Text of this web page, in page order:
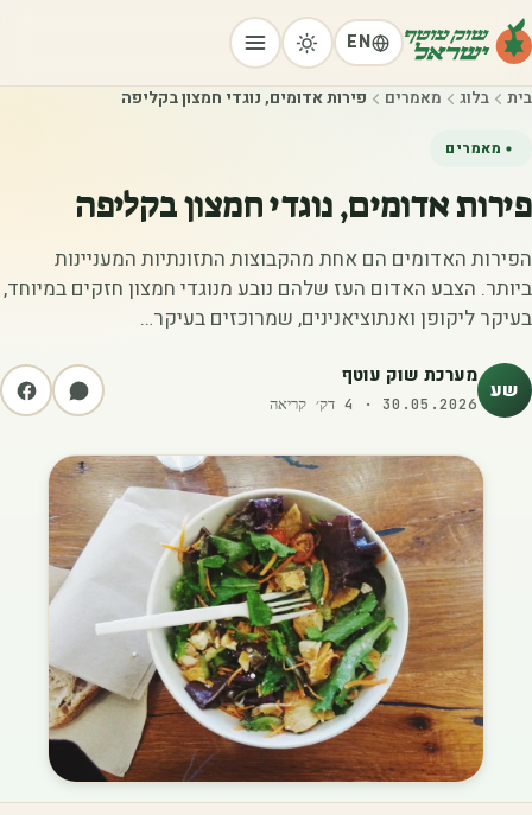
EN
בית בלוג מאמרים פירות אדומים, נוגדי חמצון בקליפה
מאמרים
פירות אדומים, נוגדי חמצון בקליפה
הפירות האדומים הם אחת מהקבוצות התזונתיות המעניינות
ביותר. הצבע האדום העז שלהם נובע מנוגדי חמצון חזקים במיוחד,
בעיקר ליקופן ואנתוציאנינים, שמרוכזים בעיקר…
שע מערכת שוק עוטף
30.05.2026
·
4 דק׳ קריאה